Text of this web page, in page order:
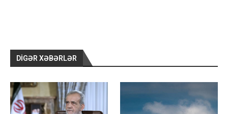
DIGƏR XƏBƏRLƏR